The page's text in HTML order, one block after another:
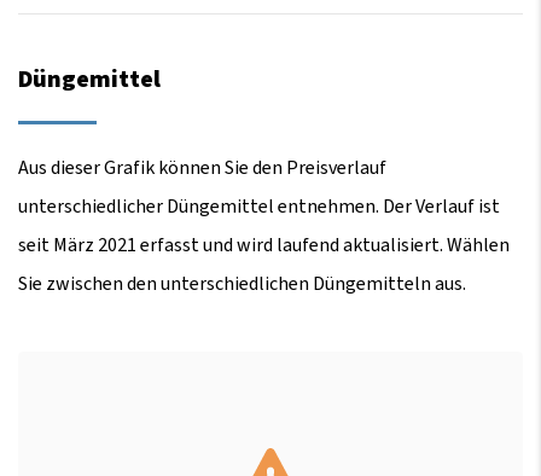
Düngemittel
Aus dieser Grafik können Sie den Preisverlauf
unterschiedlicher Düngemittel entnehmen. Der Verlauf ist
seit März 2021 erfasst und wird laufend aktualisiert. Wählen
Sie zwischen den unterschiedlichen Düngemitteln aus.